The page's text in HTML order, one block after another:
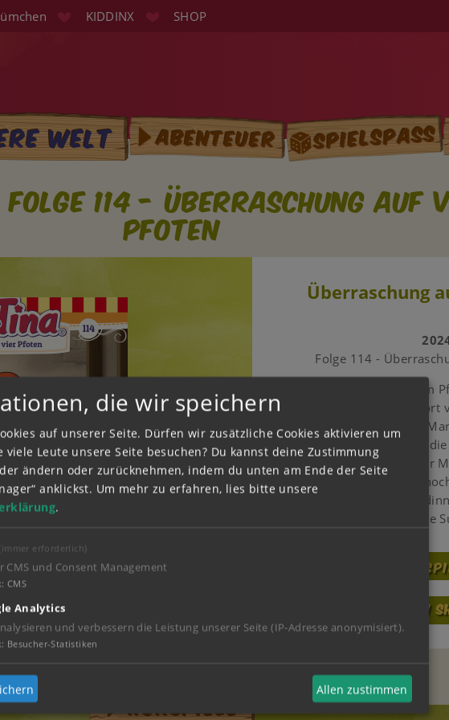
KIDDINX SHOP
Welt Abenteuer Spielspass
Folge 114 - Überraschung auf
Pfoten
Überraschung
Folge 114 -
Bibi und Tina wollen im
und entdecken dort
Zusammen mit Frau
kümmern sie sich um
aber jede Spur von der
sie am nächsten Tag
ist, machen die
auf die
ZUM
Hörspiele
die wir speichern
auf unserer Seite. Dürfen wir zusätzliche Cookies aktivieren um
viele Leute unsere Seite besuchen? Du kannst deine Zustimmung
ändern oder zurücknehmen, indem du unten am Ende der Seite
anklickst. Um mehr zu erfahren, lies bitte unsere
.
(immer erforderlich)
CMS und Consent Management
: CMS
Analytics
und verbessern die Leistung unserer Seite (IP-Adresse anonymisiert).
: Besucher-Statistiken
Allen zustimmen